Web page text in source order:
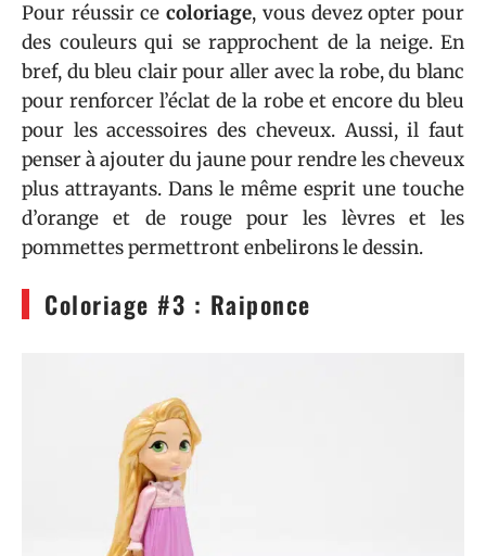
Pour réussir cecoloriage, vous devez opter pour
des couleurs qui se rapprochent de la neige. En
bref, du bleu clair pour aller avec la robe, du blanc
pour renforcer l’éclat de la robe et encore du bleu
pour les accessoires des cheveux. Aussi, il faut
penser à ajouter du jaune pour rendre les cheveux
plus attrayants. Dans le même esprit une touche
d’orange et de rouge pour les lèvres et les
pommettes permettront enbelirons le dessin.
Coloriage #3 : Raiponce